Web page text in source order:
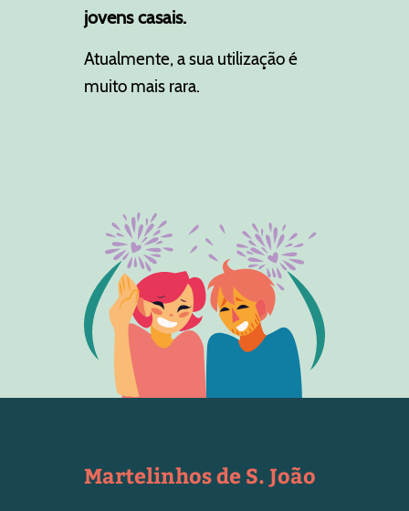
jovens casais.
Atualmente, a sua utilização é
muito mais rara.
Martelinhos de S. João